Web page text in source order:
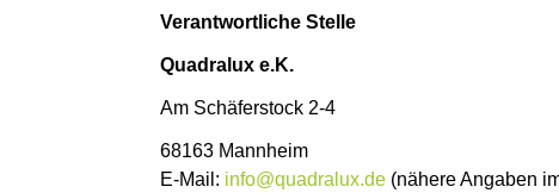
Verantwortliche Stelle
Quadralux e.K.
Am Schäferstock 2-4
68163 Mannheim
E-Mail: info@quadralux.de (nähere Angaben